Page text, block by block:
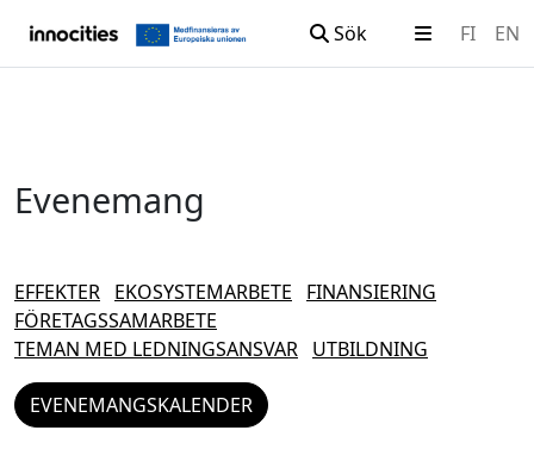
Sök FI EN
Evenemang
EFFEKTER EKOSYSTEMARBETE
FINANSIERING
FÖRETAGSSAMARBETE
TEMAN MED LEDNINGSANSVAR UTBILDNING
EVENEMANGSKALENDER